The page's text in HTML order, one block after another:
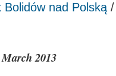
Bolidów nad Polską
2013